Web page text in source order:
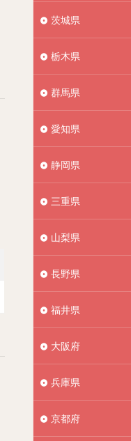
茨城県
栃木県
群馬県
愛知県
静岡県
三重県
山梨県
長野県
福井県
大阪府
兵庫県
京都府